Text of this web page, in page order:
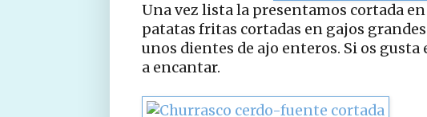
Una vez lista la presentamos cortada
patatas fritas cortadas en gajos
unos dientes de ajo enteros. Si os gusta
a encantar.